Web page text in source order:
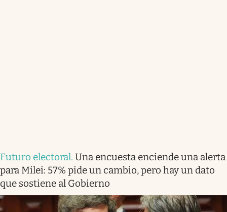
Futuro electoral. Una encuesta enciende una alerta
para Milei: 57% pide un cambio, pero hay un dato
que sostiene al Gobierno